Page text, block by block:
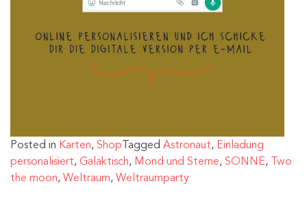
Posted in Karten,ShopTagged Astronaut, Einladung
personalisiert, Galaktisch, Mond und Sterne,SONNE, Two
the moon,Weltraum,Weltraumparty